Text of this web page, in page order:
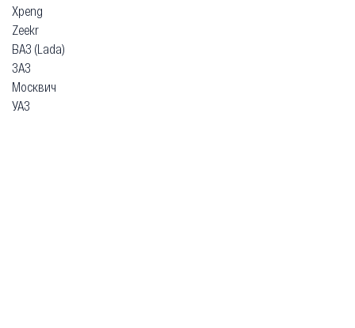
Xpeng
Zeekr
ВАЗ (Lada)
ЗАЗ
Москвич
УАЗ